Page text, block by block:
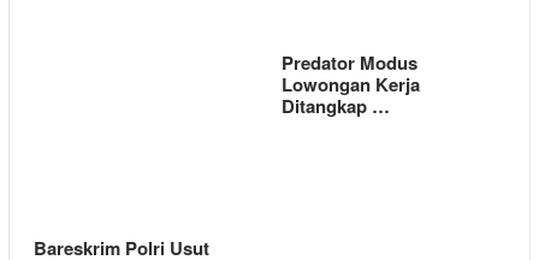
Bareskrim Polri Usut
Predator Modus
Lowongan Kerja
Ditangkap …